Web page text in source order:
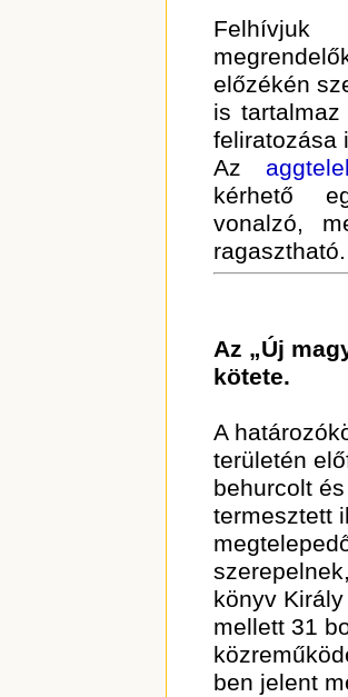
előzékén
is
feliratozása
Az
kérhető
vonalzó,
ragasztható.
Az „Új
kötete.
A
területén
behurcolt
termesztett
könyv
mellett 31
ben jelent